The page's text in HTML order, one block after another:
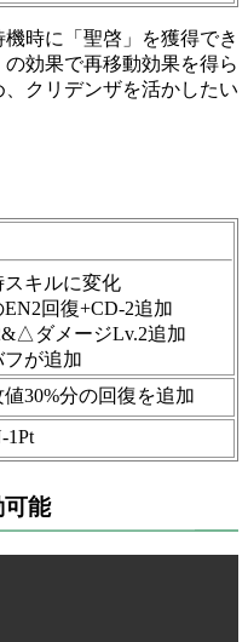
時に「聖啓」を獲得でき
の効果で再移動効果を得ら
クリデンザを活かしたい
スキルに変化
回復+CD-2追加
ダメージLv.2追加
フが追加
30%分の回復を追加
1Pt
可能